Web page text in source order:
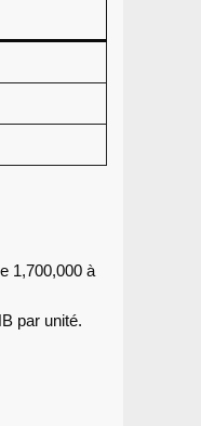
1,700,000 à
par unité.